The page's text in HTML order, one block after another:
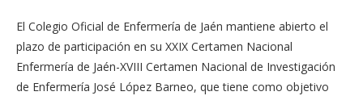
El Colegio Oficial de Enfermería de Jaén mantiene abierto el
plazo de participación en su XXIX Certamen Nacional
Enfermería de Jaén-XVIII Certamen Nacional de Investigación
de Enfermería José López Barneo, que tiene como objetivo